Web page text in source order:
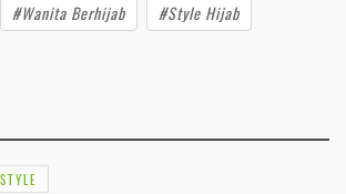
#Wanita Berhijab #Style Hijab
STYLE